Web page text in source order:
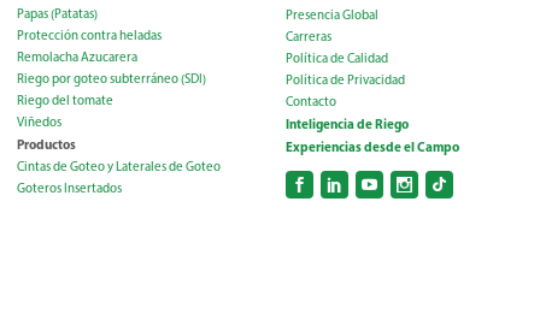
Papas (Patatas)
Protección contra heladas
Remolacha Azucarera
Riego por goteo subterráneo (SDI)
Riego del tomate
Viñedos
Productos
Cintas de Goteo y Laterales de Goteo
Goteros Insertados
Presencia Global
Carreras
Política de Calidad
Política de Privacidad
Contacto
Inteligencia de Riego
Experiencias desde el Campo